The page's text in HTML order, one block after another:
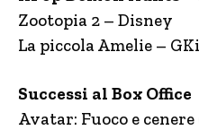
Zootopia 2 – Disney
La piccola Amelie –
​Successi al Box Office
​Avatar: Fuoco e